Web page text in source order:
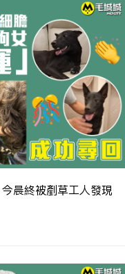
晨終被剷草工人發現